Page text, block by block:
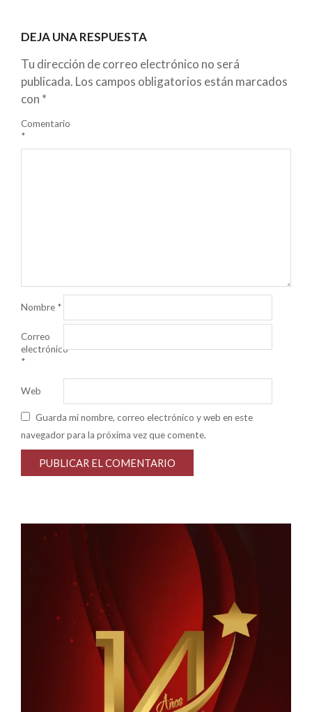
DEJA UNA RESPUESTA
Tu dirección de correo electrónico no será
publicada. Los campos obligatorios están marcados
con *
Comentario
*
Nombre *
Correo
electrónico
*
Web
Guarda mi nombre, correo electrónico y web en este
navegador para la próxima vez que comente.